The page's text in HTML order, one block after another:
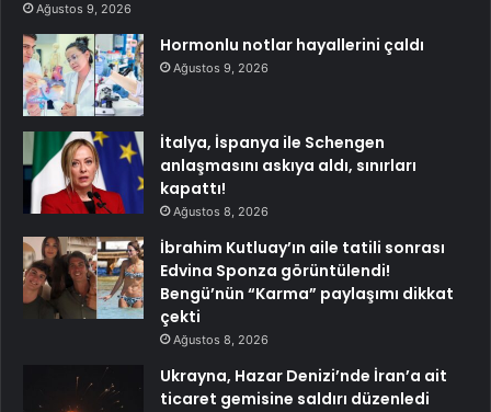
Ağustos 9, 2026
Hormonlu notlar hayallerini çaldı
Ağustos 9, 2026
İtalya, İspanya ile Schengen
anlaşmasını askıya aldı, sınırları
kapattı!
Ağustos 8, 2026
İbrahim Kutluay’ın aile tatili sonrası
Edvina Sponza görüntülendi!
Bengü’nün “Karma” paylaşımı dikkat
çekti
Ağustos 8, 2026
Ukrayna, Hazar Denizi’nde İran’a ait
ticaret gemisine saldırı düzenledi